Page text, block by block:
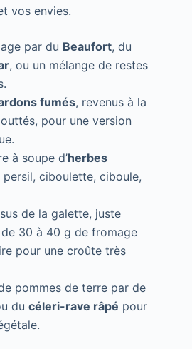
vos envies.
par du Beaufort, du
, ou un mélange de restes
fumés, revenus à la
pour une version
à soupe d’herbes
persil, ciboulette, ciboule,
de la galette, juste
de 30 à 40 g de fromage
pour une croûte très
pommes de terre par de
du céleri-rave râpé pour